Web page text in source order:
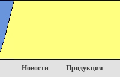
Новости Продукция